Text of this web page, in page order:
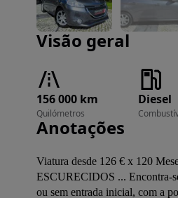
Visão geral
156 000 km
Quilómetros
Diesel
Anotações
Viatura desde 126 € x 120
ESCURECIDOS ... Encontra-
ou sem entrada inicial, com a